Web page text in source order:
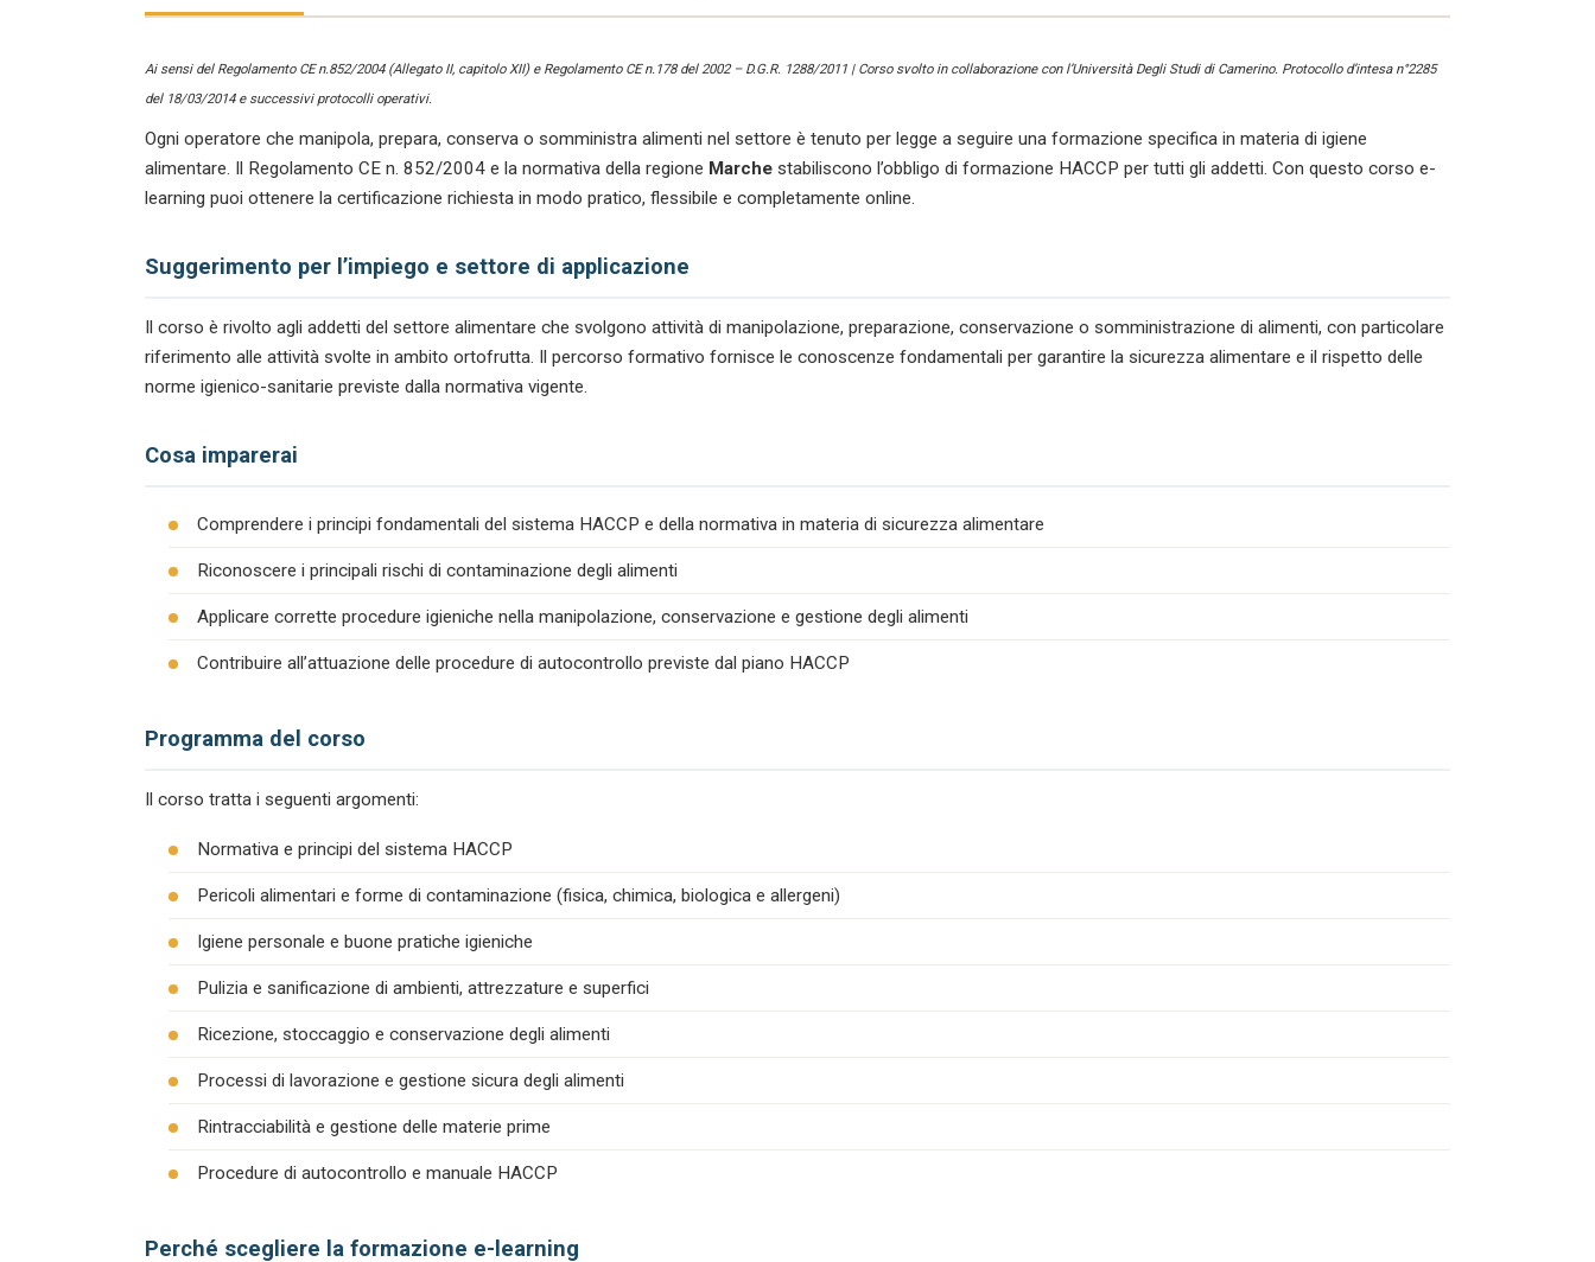
Ai sensi del Regolamento CE n.852/2004 (Allegato II, capitolo XII) e Regolamento CE n.178 del 2002 – D.G.R. 1288/2011 | Corso svolto in collaborazione con l’Università Degli Studi di Camerino. Protocollo d’intesa n°2285
del 18/03/2014 e successivi protocolli operativi.
Ogni operatore che manipola, prepara, conserva o somministra alimenti nel settore è tenuto per legge a seguire una formazione specifica in materia di igiene
alimentare. Il Regolamento CE n. 852/2004 e la normativa della regione Marche stabiliscono l’obbligo di formazione HACCP per tutti gli addetti. Con questo corso e-
learning puoi ottenere la certificazione richiesta in modo pratico, flessibile e completamente online.
Suggerimento per l’impiego e settore di applicazione
Il corso è rivolto agli addetti del settore alimentare che svolgono attività di manipolazione, preparazione, conservazione o somministrazione di alimenti, con particolare
riferimento alle attività svolte in ambito ortofrutta. Il percorso formativo fornisce le conoscenze fondamentali per garantire la sicurezza alimentare e il rispetto delle
norme igienico-sanitarie previste dalla normativa vigente.
Cosa imparerai
Comprendere i principi fondamentali del sistema HACCP e della normativa in materia di sicurezza alimentare
Riconoscere i principali rischi di contaminazione degli alimenti
Applicare corrette procedure igieniche nella manipolazione, conservazione e gestione degli alimenti
Contribuire all’attuazione delle procedure di autocontrollo previste dal piano HACCP
Programma del corso
Il corso tratta i seguenti argomenti:
Normativa e principi del sistema HACCP
Pericoli alimentari e forme di contaminazione (fisica, chimica, biologica e allergeni)
Igiene personale e buone pratiche igieniche
Pulizia e sanificazione di ambienti, attrezzature e superfici
Ricezione, stoccaggio e conservazione degli alimenti
Processi di lavorazione e gestione sicura degli alimenti
Rintracciabilità e gestione delle materie prime
Procedure di autocontrollo e manuale HACCP
Perché scegliere la formazione e-learning